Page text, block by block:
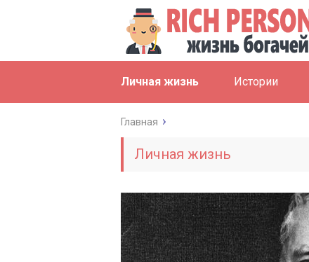
Личная жизнь Истории
Главная
Личная жизнь